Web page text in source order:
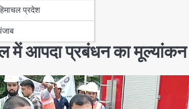
प्रदेश
में आपदा प्रबंधन का मूल्यांकन